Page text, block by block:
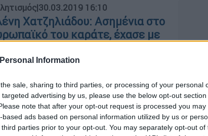
Information
sale, sharing to third parties, or processing of your personal
advertising by us, please use the below opt-out section
note that after your opt-out request is processed you may
ads based on personal information utilized by us or
parties prior to your opt-out. You may separately opt-out of
|30.03.2019 16:10
Χατζηλιάδου: Ασημένια στο
του καράτε, έχασε με
στον τελικό από την
ευνοήθηκε από τους κριτές